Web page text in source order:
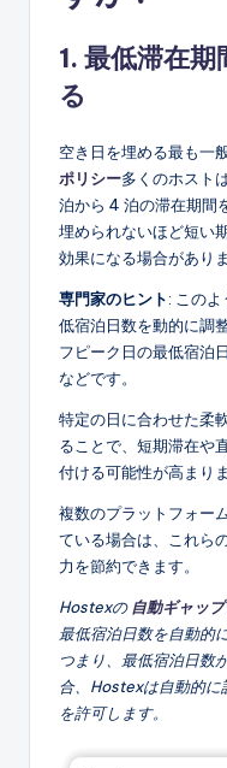
1. 最低滞在
る
空き日を埋める最も一
ポリシー多くのホスト
泊から 4 泊の滞在期間
埋められないほど短い
効果になる場合がありま
専門家のヒント: この
低宿泊日数を動的に調
フピーク日の最低宿泊
などです。
特定の日に合わせた柔
ることで、短期滞在や
付ける可能性が高まりま
複数のプラットフォー
ている場合は、これら
力を節約できます。
Hostexの 自動ギャッ
最低宿泊日数を自動的
つまり、最低宿泊日数
合、Hostexは自動的に
を許可します。